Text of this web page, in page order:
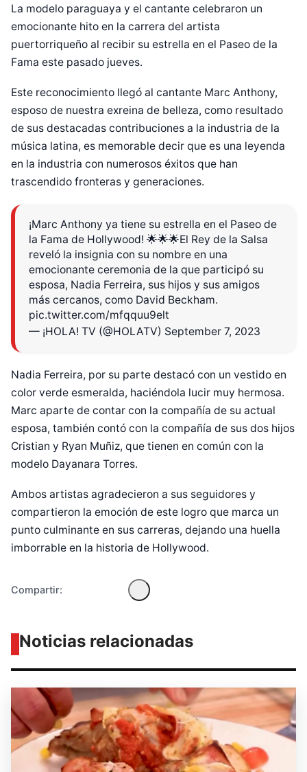
La modelo paraguaya y el cantante celebraron un
emocionante hito en la carrera del artista
puertorriqueño al recibir su estrella en el Paseo de la
Fama este pasado jueves.
Este reconocimiento llegó al cantante Marc Anthony,
esposo de nuestra exreina de belleza, como resultado
de sus destacadas contribuciones a la industria de la
música latina, es memorable decir que es una leyenda
en la industria con numerosos éxitos que han
trascendido fronteras y generaciones.
¡Marc Anthony ya tiene su estrella en el Paseo de
la Fama de Hollywood! 🌟🌟🌟El Rey de la Salsa
reveló la insignia con su nombre en una
emocionante ceremonia de la que participó su
esposa, Nadia Ferreira, sus hijos y sus amigos
más cercanos, como David Beckham.
pic.twitter.com/mfqquu9elt
— ¡HOLA! TV (@HOLATV) September 7, 2023
Nadia Ferreira, por su parte destacó con un vestido en
color verde esmeralda, haciéndola lucir muy hermosa.
Marc aparte de contar con la compañía de su actual
esposa, también contó con la compañía de sus dos hijos
Cristian y Ryan Muñiz, que tienen en común con la
modelo Dayanara Torres.
Ambos artistas agradecieron a sus seguidores y
compartieron la emoción de este logro que marca un
punto culminante en sus carreras, dejando una huella
imborrable en la historia de Hollywood.
Compartir:
Noticias relacionadas